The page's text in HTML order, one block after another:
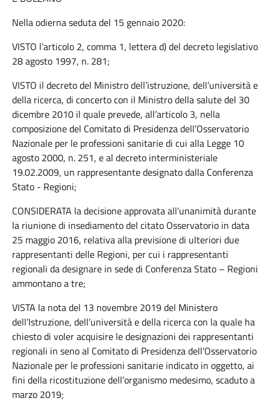
Nella odierna seduta del 15 gennaio 2020:
VISTO l’articolo 2, comma 1, lettera d) del decreto legislativo
28 agosto 1997, n. 281;
VISTO il decreto del Ministro dell’istruzione, dell’università e
della ricerca, di concerto con il Ministro della salute del 30
dicembre 2010 il quale prevede, all’articolo 3, nella
composizione del Comitato di Presidenza dell’Osservatorio
Nazionale per le professioni sanitarie di cui alla Legge 10
agosto 2000, n. 251, e al decreto interministeriale
19.02.2009, un rappresentante designato dalla Conferenza
Stato - Regioni;
CONSIDERATA la decisione approvata all’unanimità durante
la riunione di insediamento del citato Osservatorio in data
25 maggio 2016, relativa alla previsione di ulteriori due
rappresentanti delle Regioni, per cui i rappresentanti
regionali da designare in sede di Conferenza Stato – Regioni
ammontano a tre;
VISTA la nota del 13 novembre 2019 del Ministero
dell’Istruzione, dell’università e della ricerca con la quale ha
chiesto di voler acquisire le designazioni dei rappresentanti
regionali in seno al Comitato di Presidenza dell’Osservatorio
Nazionale per le professioni sanitarie indicato in oggetto, ai
fini della ricostituzione dell’organismo medesimo, scaduto a
marzo 2019;